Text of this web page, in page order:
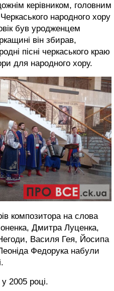
керівником, головним
народного хору
був уродженцем
він збирав,
пісні черкаського краю
для народного хору.
композитора на слова
Дмитра Луценка,
Василя Гея, Йосипа
Федорука набули
2005 році.